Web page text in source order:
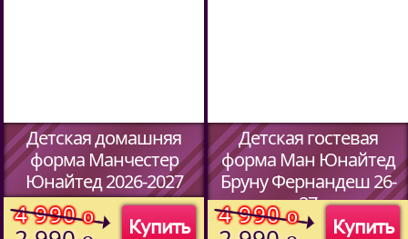
Детская домашняя
форма Манчестер
Юнайтед 2026-2027
(Код:5902701
Купить
4 990o
Детская гостевая
форма Ман Юнайтед
Бруну Фернандеш 26-
27
(Код:5902701) Купить
4 990o